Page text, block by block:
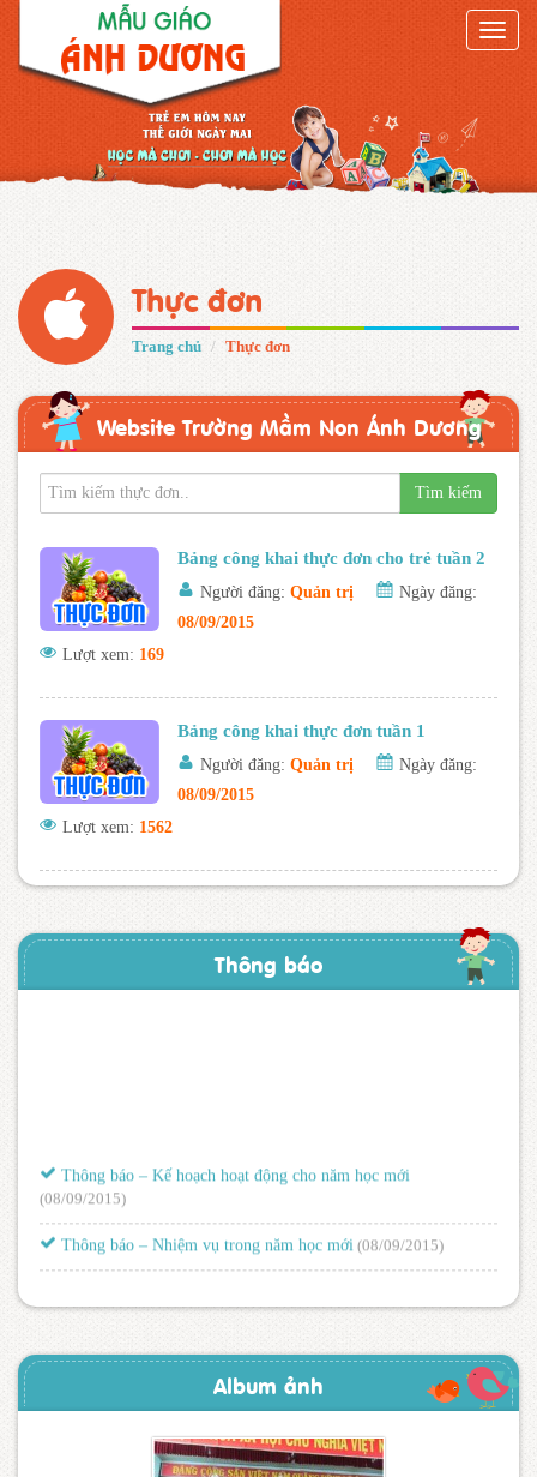
Toggle
Thực đơn
Trang chủ Thực đơn
Website Trường Mầm Non Ánh Dương
Tìm kiếm
Bảng công khai thực đơn cho trẻ tuần 2
Người đăng: Quản trị
Ngày đăng:
08/09/2015
Lượt xem: 169
Bảng công khai thực đơn tuần 1
Người đăng: Quản trị
Ngày đăng:
08/09/2015
Lượt xem: 1562
Thông báo
Thông báo – Kế hoạch hoạt động cho năm học mới
(08/09/2015)
Thông báo – Nhiệm vụ trong năm học mới (08/09/2015)
Album ảnh